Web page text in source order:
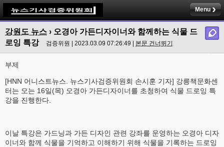
Menu
강원도 뉴스 › 오경아 가든디자이너와 함께하는 식물 드
로잉 특강
검증위원 | 2023.03.09 07:26:49 | 본문 건너뛰기
부제
[HNN 어니스트뉴스. 뉴스기사검증위원회 손시훈 기자] 강릉책문화센
터는 오는 16일(목) 오경아 가든디자이너를 초청하여 식물 드로잉 특
강을 진행한다.
이날 특강은 가드닝과 가든 디자인 관련 강좌를 운영하는 오경아 디자
이너와 함께 식물을 기억하고 이해하기 위해 식물을 기록하는 드로잉